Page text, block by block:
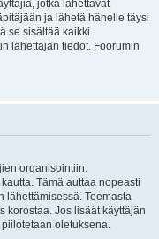
jotka lähettävät
ja lähetä hänelle täysi
se sisältää kaikki
lähettäjän tiedot. Foorumin
organisointiin.
Tämä auttaa nopeasti
lähettämisessä. Teemasta
korostaa. Jos lisäät käyttäjän
oletuksena.